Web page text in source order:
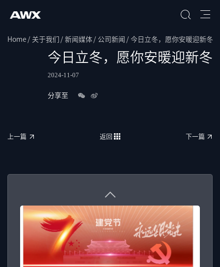
搜索
Home 关于我们 新闻媒体 公司新闻 今日立冬，愿你安暖迎新冬
上一篇
返回
下一篇
今日立冬，愿你安暖迎新冬
2024-11-07
分享至